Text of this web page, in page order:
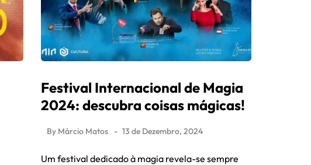
Festival Internacional de Magia
2024: descubra coisas mágicas!
By Márcio Matos 13 de Dezembro, 2024
Um festival dedicado à magia revela-se sempre